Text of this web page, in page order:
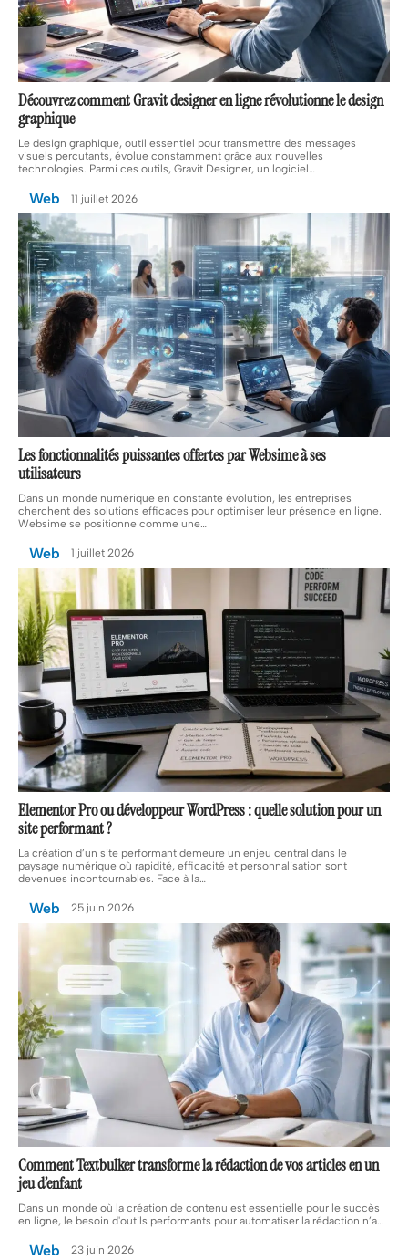
Découvrez comment Gravit designer en ligne révolutionne le design
graphique
Le design graphique, outil essentiel pour transmettre des messages
visuels percutants, évolue constamment grâce aux nouvelles
technologies. Parmi ces outils, Gravit Designer, un logiciel…
Web 11 juillet 2026
Les fonctionnalités puissantes offertes par Websime à ses
utilisateurs
Dans un monde numérique en constante évolution, les entreprises
cherchent des solutions efficaces pour optimiser leur présence en ligne.
Websime se positionne comme une…
Web 1 juillet 2026
Elementor Pro ou développeur WordPress : quelle solution pour un
site performant ?
La création d’un site performant demeure un enjeu central dans le
paysage numérique où rapidité, efficacité et personnalisation sont
devenues incontournables. Face à la
Web 25 juin 2026
Comment Textbulker transforme la rédaction de vos articles en un
jeu d’enfant
Dans un monde où la création de contenu est essentielle pour le succès
en ligne, le besoin d'outils performants pour automatiser la rédaction n’a
Web 23 juin 2026